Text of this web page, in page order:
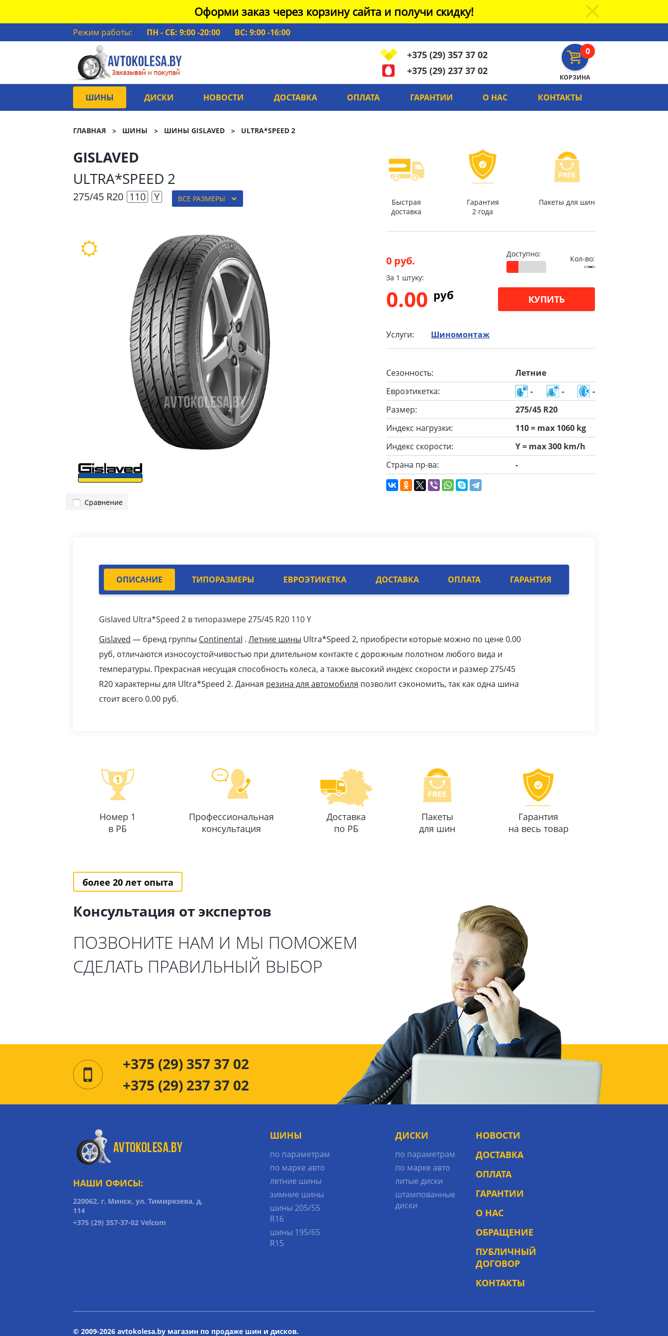
Оформи заказ через корзину сайта и получи скидку!
Режим работы: ПН - СБ: 9:00 -20:00
ВС: 9:00 -16:00
0
КОРЗИНА
+375 (29) 357 37 02
+375 (29) 237 37 02
ШИНЫ ДИСКИ НОВОСТИ ДОСТАВКА ОПЛАТА ГАРАНТИИ О НАС КОНТАКТЫ
ГЛАВНАЯ ШИНЫ ШИНЫ GISLAVED ULTRA*SPEED 2
GISLAVED
ULTRA*SPEED 2
275/45 R20 110 Y ВСЕ РАЗМЕРЫ
Сравнение
Быстрая
доставка
Гарантия
2 года
Пакеты для шин
0 руб.
Доступно:
Кол-во:
За 1 штуку:
0.00 pуб КУПИТЬ
Услуги: Шиномонтаж
Сезонность:
Летние
Евроэтикетка:
- -
-
Размер:
275/45 R20
Индекс нагрузки:
110 = max 1060 kg
Индекс скорости:
Y = max 300 km/h
Страна пр-ва:
-
ОПИСАНИЕ ТИПОРАЗМЕРЫ ЕВРОЭТИКЕТКА ДОСТАВКА ОПЛАТА ГАРАНТИЯ
Gislaved Ultra*Speed 2 в типоразмере 275/45 R20 110 Y
Gislaved — бренд группы Continental . Летние шины Ultra*Speed 2, приобрести которые можно по цене 0.00
pуб, отличаются износоустойчивостью при длительном контакте с дорожным полотном любого вида и
температуры. Прекрасная несущая способность колеса, а также высокий индекс скорости и размер 275/45
R20 характерны для Ultra*Speed 2. Данная резина для автомобиля позволит сэкономить, так как одна шина
стоит всего 0.00 pуб.
Номер 1
в РБ
Профессиональная
консультация
Доставка
по РБ
Пакеты
для шин
Гарантия
на весь товар
более 20 лет опыта
Консультация от экспертов
ПОЗВОНИТЕ НАМ И МЫ ПОМОЖЕМ
СДЕЛАТЬ ПРАВИЛЬНЫЙ ВЫБОР
+375 (29) 357 37 02
+375 (29) 237 37 02
НАШИ ОФИСЫ:
220062, г. Минск, ул. Тимирязева, д.
114
+375 (29) 357-37-02 Velcom
ШИНЫ
по параметрам
по марке авто
летние шины
зимние шины
шины 205/55
R16
шины 195/65
R15
ДИСКИ
по параметрам
по марке авто
литые диски
штампованные
диски
НОВОСТИ
ДОСТАВКА
ОПЛАТА
ГАРАНТИИ
О НАС
ОБРАЩЕНИЕ
ПУБЛИЧНЫЙ
ДОГОВОР
КОНТАКТЫ
© 2009-2026 avtokolesa.by магазин по продаже шин и дисков.